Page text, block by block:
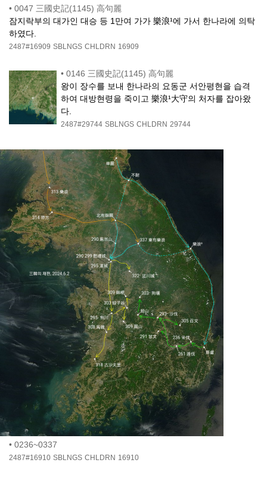
• 0047 三國史記(1145) 高句麗
잠지락부의 대가인 대승 등 1만여 가가 樂浪¹에 가서 한나라에 의탁
하였다.
2487#16909 SBLNGS CHLDRN 16909
• 0146 三國史記(1145) 高句麗
왕이 장수를 보내 한나라의 요동군 서안평현을 습격
하여 대방현령을 죽이고 樂浪¹大守의 처자를 잡아왔
다.
2487#29744 SBLNGS CHLDRN 29744
• 0236~0337
2487#16910 SBLNGS CHLDRN 16910